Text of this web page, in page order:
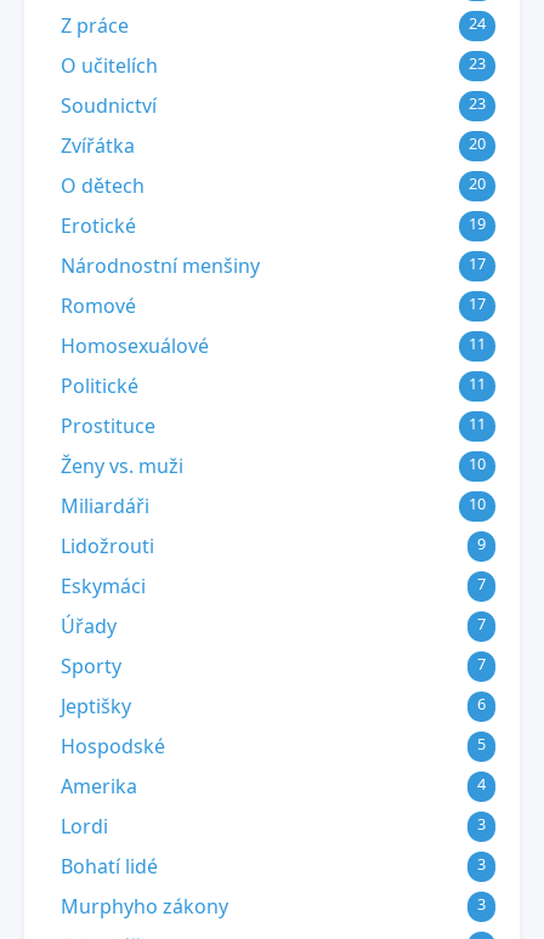
Z práce 24
O učitelích 23
Soudnictví 23
Zvířátka 20
O dětech 20
Erotické 19
Národnostní menšiny 17
Romové 17
Homosexuálové 11
Politické 11
Prostituce 11
Ženy vs. muži 10
Miliardáři 10
Lidožrouti 9
Eskymáci 7
Úřady 7
Sporty 7
Jeptišky 6
Hospodské 5
Amerika 4
Lordi 3
Bohatí lidé 3
Murphyho zákony 3